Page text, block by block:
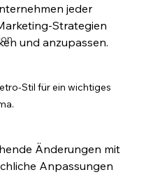
jeder
Strategien
und anzupassen.
Stil für ein wichtiges
Änderungen mit
Anpassungen